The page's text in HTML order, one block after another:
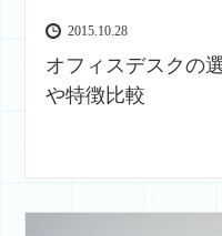
2015.10.28
オフィスデスクの
や特徴比較